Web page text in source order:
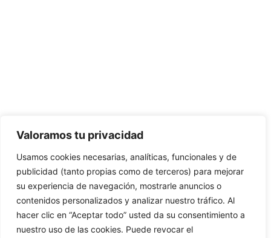
Valoramos tu privacidad
Usamos cookies necesarias, analíticas, funcionales y de
publicidad (tanto propias como de terceros) para mejorar
su experiencia de navegación, mostrarle anuncios o
contenidos personalizados y analizar nuestro tráfico. Al
hacer clic en “Aceptar todo” usted da su consentimiento a
nuestro uso de las cookies. Puede revocar el
contacto@elbotiquinsuministrossanitarios.com
· Política de Privacidad
· Política de Cookies
· Política de Envíos y Devoluciones